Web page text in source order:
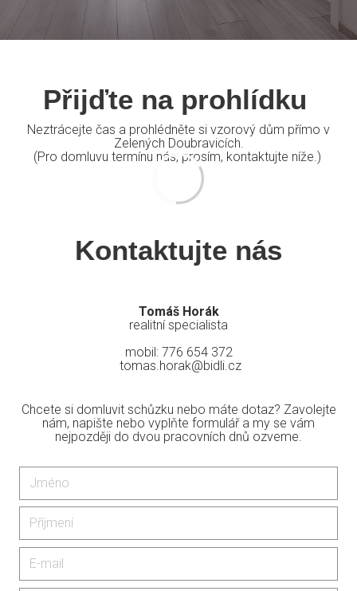
Přijďte na prohlídku
Neztrácejte čas a prohlédněte si vzorový dům přímo v
Zelených Doubravicích.
(Pro domluvu termínu nás, prosím, kontaktujte níže.)
Kontaktujte nás
Tomáš Horák
realitní specialista
mobil: 776 654 372
tomas.horak@bidli.cz
Chcete si domluvit schůzku nebo máte dotaz? Zavolejte
nám, napište nebo vyplňte formulář a my se vám
nejpozději do dvou pracovních dnů ozveme.